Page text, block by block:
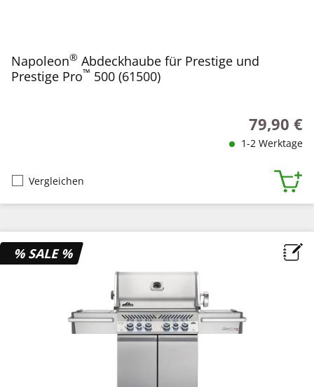
Napoleon® Abdeckhaube für Prestige und
Prestige Pro™ 500 (61500)
Regulärer
79,90 €
1-2 Werktage
Vergleichen
% SALE %